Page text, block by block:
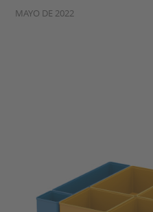
MAYO DE 2022